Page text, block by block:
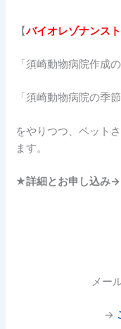
【バイオレゾナンス
「須崎動物病院作成
「須崎動物病院の季
をやりつつ、ペット
ます。
★詳細とお申し込み
メー
→